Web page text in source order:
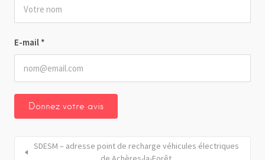
E-mail *
SDESM – adresse point de recharge véhicules électriques